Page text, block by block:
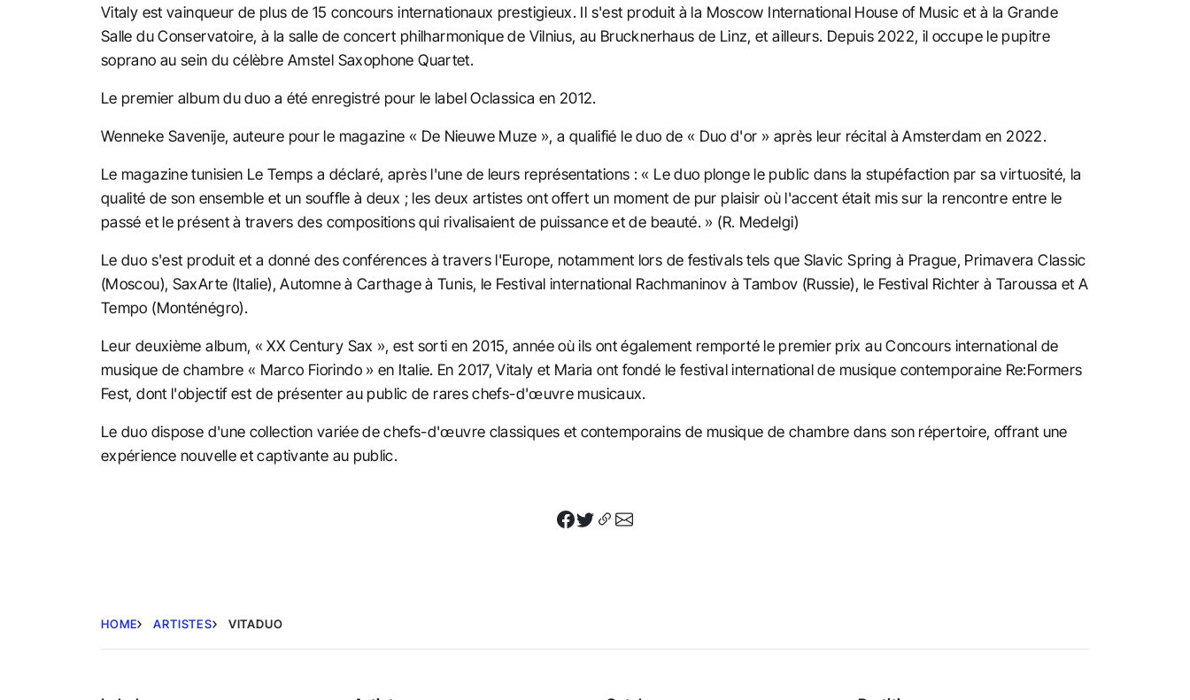
Vitaly est vainqueur de plus de 15 concours internationaux prestigieux. Il s'est produit à la Moscow International House of Music et à la Grande
Salle du Conservatoire, à la salle de concert philharmonique de Vilnius, au Brucknerhaus de Linz, et ailleurs. Depuis 2022, il occupe le pupitre
soprano au sein du célèbre Amstel Saxophone Quartet.
Le premier album du duo a été enregistré pour le label Oclassica en 2012.
Wenneke Savenije, auteure pour le magazine « De Nieuwe Muze », a qualifié le duo de « Duo d'or » après leur récital à Amsterdam en 2022.
Le magazine tunisien Le Temps a déclaré, après l'une de leurs représentations : « Le duo plonge le public dans la stupéfaction par sa virtuosité, la
qualité de son ensemble et un souffle à deux ; les deux artistes ont offert un moment de pur plaisir où l'accent était mis sur la rencontre entre le
passé et le présent à travers des compositions qui rivalisaient de puissance et de beauté. » (R. Medelgi)
Le duo s'est produit et a donné des conférences à travers l'Europe, notamment lors de festivals tels que Slavic Spring à Prague, Primavera Classic
(Moscou), SaxArte (Italie), Automne à Carthage à Tunis, le Festival international Rachmaninov à Tambov (Russie), le Festival Richter à Taroussa et A
Tempo (Monténégro).
Leur deuxième album, « XX Century Sax », est sorti en 2015, année où ils ont également remporté le premier prix au Concours international de
musique de chambre « Marco Fiorindo » en Italie. En 2017, Vitaly et Maria ont fondé le festival international de musique contemporaine Re:Formers
Fest, dont l'objectif est de présenter au public de rares chefs-d'œuvre musicaux.
Le duo dispose d'une collection variée de chefs-d'œuvre classiques et contemporains de musique de chambre dans son répertoire, offrant une
expérience nouvelle et captivante au public.
HOME ARTISTES VITADUO